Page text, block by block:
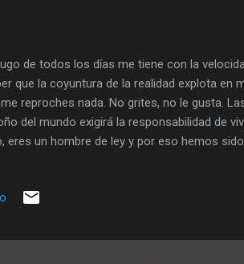
de todos los días me tiene con la
que la coyuntura de la realidad explota en
reproches nada. No grites, no le gusta.
del mundo exigirá la responsabilidad de
eres un hombre de ley y por eso hemos
que solo pensara en un todo, al cual
en el lugar de loca y no lo soporto, no